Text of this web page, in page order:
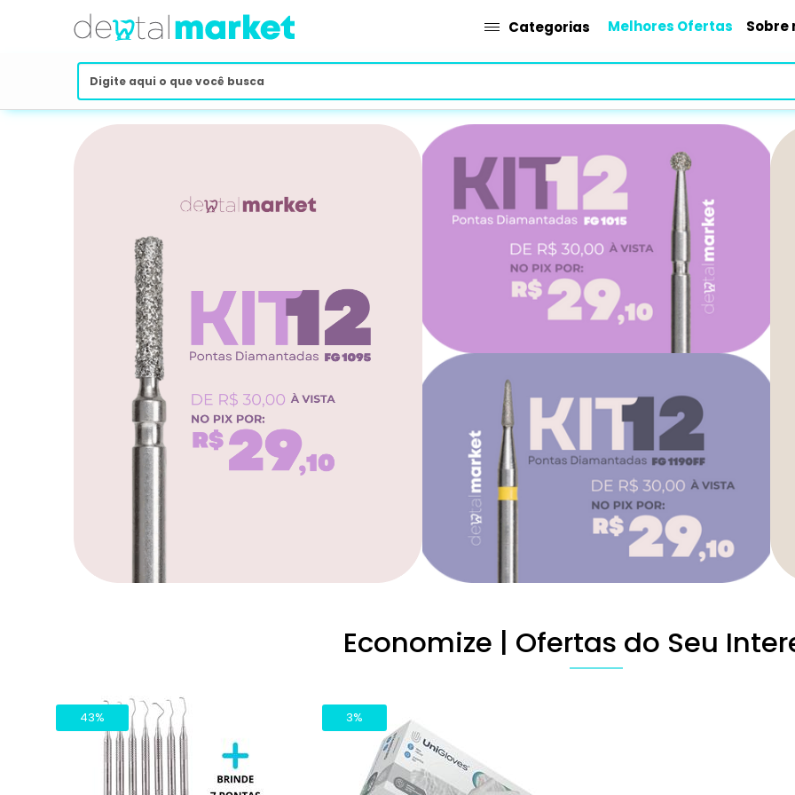
Categorias Melhores Ofertas Sobre
Dental Market - O Maior Marketplace de produtos odontológicos do
Economize | Ofertas do Seu
43% 3%